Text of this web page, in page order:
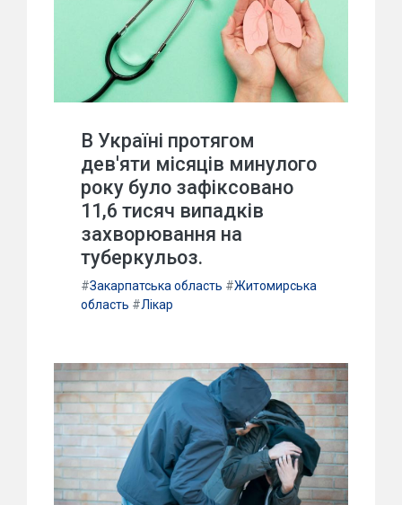
В Україні протягом
дев'яти місяців минулого
року було зафіксовано
11,6 тисяч випадків
захворювання на
туберкульоз.
#Закарпатська область #Житомирська
область #Лікар